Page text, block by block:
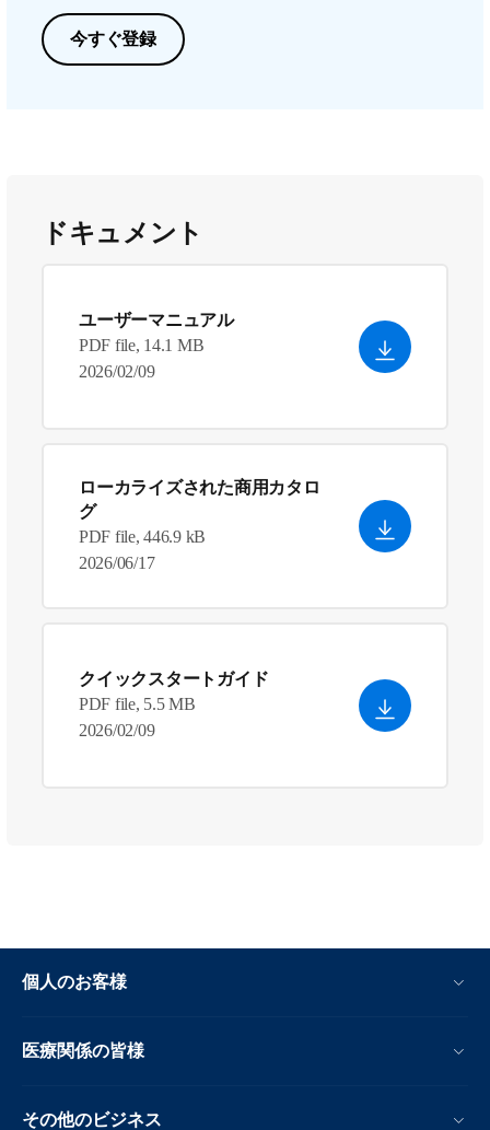
今すぐ登録
ドキュメント
ユーザーマニュアル
PDF file, 14.1 MB
2026/02/09
ローカライズされた商用カタロ
グ
PDF file, 446.9 kB
2026/06/17
クイックスタートガイド
PDF file, 5.5 MB
2026/02/09
個人のお客様
医療関係の皆様
その他のビジネス